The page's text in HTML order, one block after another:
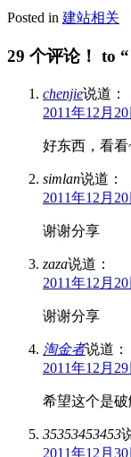
Posted in 建站相关
29 个评论！ to
chenjie说道：
2011年12月
好东西，看看
simlan说道：
2011年12月
谢谢分享
zaza说道：
2011年12月
谢谢分享
淘金者说道：
2011年12月
希望这个是破
35353453453
2011年12月